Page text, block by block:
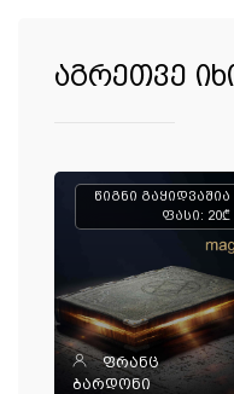
აგრეთვე
წიგნი გაყიდვაშია
ფასი: 20₾
ფრანც
ბარდონი